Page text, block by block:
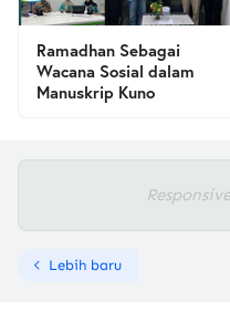
Ramadhan Sebagai
Wacana Sosial dalam
Manuskrip Kuno
Lebih baru